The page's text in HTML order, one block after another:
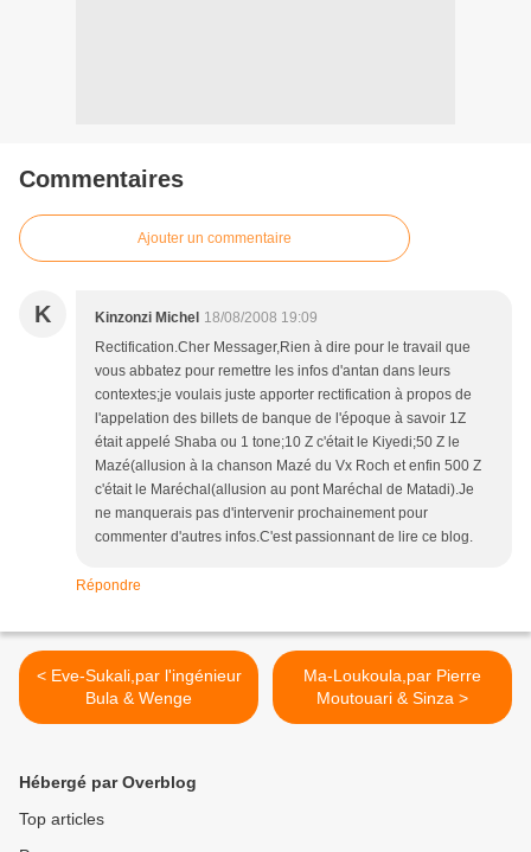
Commentaires
Ajouter un commentaire
K Kinzonzi Michel 18/08/2008 19:09
Rectification.Cher Messager,Rien à dire pour le travail que
vous abbatez pour remettre les infos d'antan dans leurs
contextes;je voulais juste apporter rectification à propos de
l'appelation des billets de banque de l'époque à savoir 1Z
était appelé Shaba ou 1 tone;10 Z c'était le Kiyedi;50 Z le
Mazé(allusion à la chanson Mazé du Vx Roch et enfin 500 Z
c'était le Maréchal(allusion au pont Maréchal de Matadi).Je
ne manquerais pas d'intervenir prochainement pour
commenter d'autres infos.C'est passionnant de lire ce blog.
Répondre
< Eve-Sukali,par l'ingénieur
Bula & Wenge
Ma-Loukoula,par Pierre
Moutouari & Sinza >
Hébergé par Overblog
Top articles